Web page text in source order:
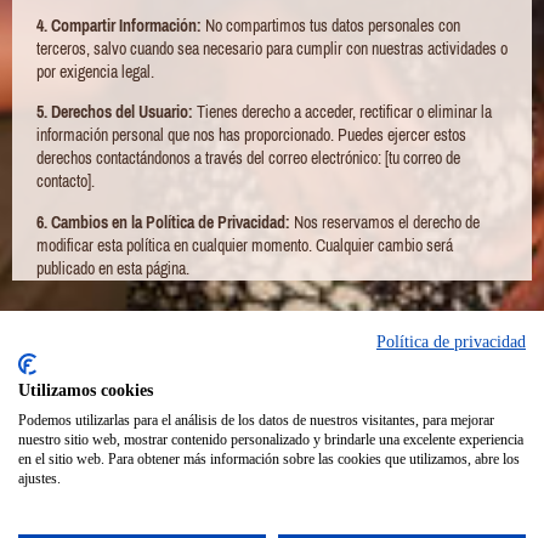
4. Compartir Información: No compartimos tus datos personales con
terceros, salvo cuando sea necesario para cumplir con nuestras actividades o
por exigencia legal.
5. Derechos del Usuario: Tienes derecho a acceder, rectificar o eliminar la
información personal que nos has proporcionado. Puedes ejercer estos
derechos contactándonos a través del correo electrónico: [tu correo de
contacto].
6. Cambios en la Política de Privacidad: Nos reservamos el derecho de
modificar esta política en cualquier momento. Cualquier cambio será
publicado en esta página.
Facebook
Política de privacidad
Utilizamos cookies
Podemos utilizarlas para el análisis de los datos de nuestros visitantes, para mejorar
nuestro sitio web, mostrar contenido personalizado y brindarle una excelente experiencia
en el sitio web. Para obtener más información sobre las cookies que utilizamos, abre los
ajustes.